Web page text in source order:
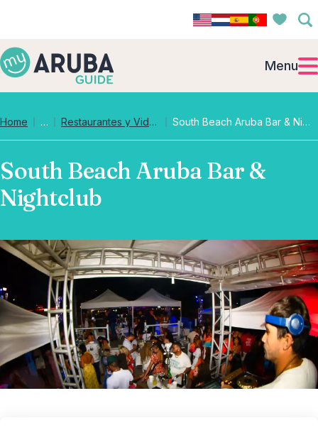
Menu
Home … Collapsed breadcrumb levels
Restaurantes y Vida Nocturna South Beach Aruba Bar & Nightclub
South Beach Aruba Bar &
Nightclub